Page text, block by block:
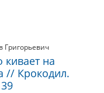
Григорьевич
кивает на
// Крокодил.